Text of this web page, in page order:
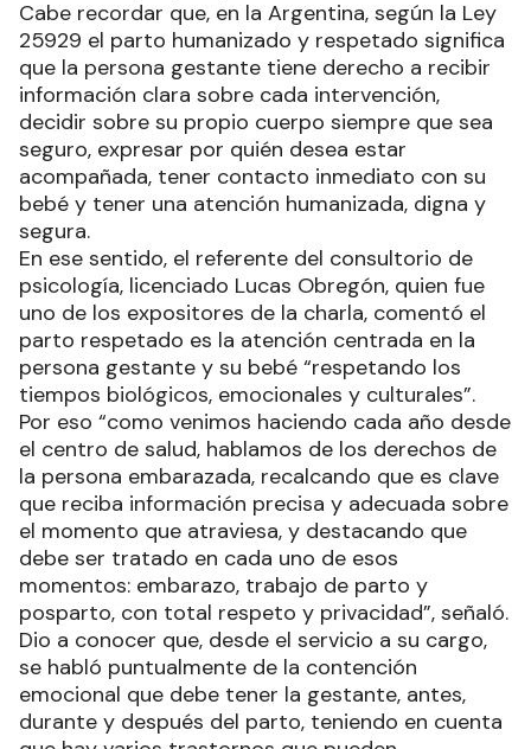
Cabe recordar que, en la Argentina, según la Ley
25929 el parto humanizado y respetado significa
que la persona gestante tiene derecho a recibir
información clara sobre cada intervención,
decidir sobre su propio cuerpo siempre que sea
seguro, expresar por quién desea estar
acompañada, tener contacto inmediato con su
bebé y tener una atención humanizada, digna y
segura.
En ese sentido, el referente del consultorio de
psicología, licenciado Lucas Obregón, quien fue
uno de los expositores de la charla, comentó el
parto respetado es la atención centrada en la
persona gestante y su bebé “respetando los
tiempos biológicos, emocionales y culturales”.
Por eso “como venimos haciendo cada año desde
el centro de salud, hablamos de los derechos de
la persona embarazada, recalcando que es clave
que reciba información precisa y adecuada sobre
el momento que atraviesa, y destacando que
debe ser tratado en cada uno de esos
momentos: embarazo, trabajo de parto y
posparto, con total respeto y privacidad”, señaló.
Dio a conocer que, desde el servicio a su cargo,
se habló puntualmente de la contención
emocional que debe tener la gestante, antes,
durante y después del parto, teniendo en cuenta